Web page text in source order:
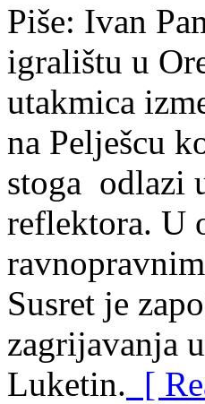
Piše: Ivan
igralištu u
utakmica
na Pelješcu
stoga odlazi
reflektora. U
Susret je
zagrijavanja
Luketin. [